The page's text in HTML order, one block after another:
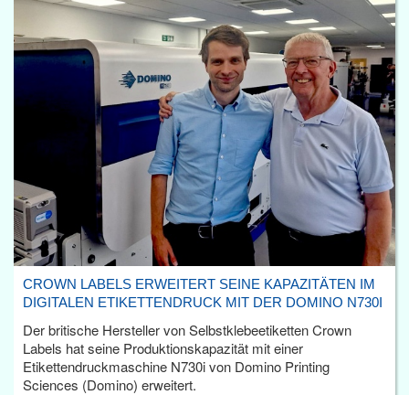
CROWN LABELS ERWEITERT SEINE KAPAZITÄTEN IM
DIGITALEN ETIKETTENDRUCK MIT DER DOMINO N730I
Der britische Hersteller von Selbstklebeetiketten Crown
Labels hat seine Produktionskapazität mit einer
Etikettendruckmaschine N730i von Domino Printing
Sciences (Domino) erweitert.